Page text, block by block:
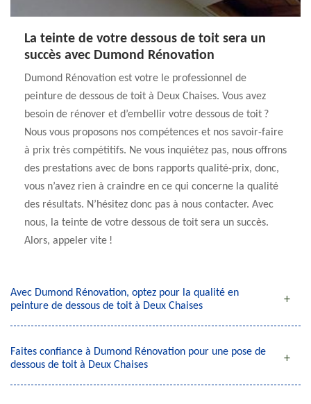
La teinte de votre dessous de toit sera un
succès avec Dumond Rénovation
Dumond Rénovation est votre le professionnel de
peinture de dessous de toit à Deux Chaises. Vous avez
besoin de rénover et d’embellir votre dessous de toit ?
Nous vous proposons nos compétences et nos savoir-faire
à prix très compétitifs. Ne vous inquiétez pas, nous offrons
des prestations avec de bons rapports qualité-prix, donc,
vous n’avez rien à craindre en ce qui concerne la qualité
des résultats. N’hésitez donc pas à nous contacter. Avec
nous, la teinte de votre dessous de toit sera un succès.
Alors, appeler vite !
Avec Dumond Rénovation, optez pour la qualité en
peinture de dessous de toit à Deux Chaises
Faites confiance à Dumond Rénovation pour une pose de
dessous de toit à Deux Chaises